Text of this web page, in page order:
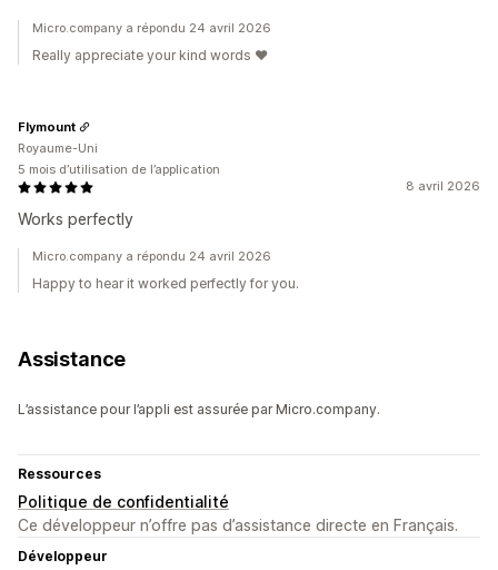
Micro.company a répondu 24 avril 2026
Really appreciate your kind words ❤️
8 avril 2026
Works perfectly
Flymount
Royaume-Uni
5 mois d’utilisation de l’application
Micro.company a répondu 24 avril 2026
Happy to hear it worked perfectly for you.
Assistance
L’assistance pour l’appli est assurée par Micro.company.
Ressources
Politique de confidentialité
Ce développeur n’offre pas d’assistance directe en Français.
Développeur